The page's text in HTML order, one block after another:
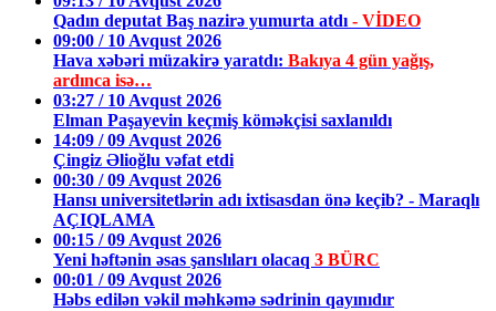
Qadın deputat Baş nazirə yumurta atdı - VİDEO
09:00 / 10 Avqust 2026
Hava xəbəri müzakirə yaratdı: Bakıya 4 gün yağış,
ardınca isə…
03:27 / 10 Avqust 2026
Elman Paşayevin keçmiş köməkçisi saxlanıldı
14:09 / 09 Avqust 2026
Çingiz Əlioğlu vəfat etdi
00:30 / 09 Avqust 2026
Hansı universitetlərin adı ixtisasdan önə keçib? - Maraqlı
AÇIQLAMA
00:15 / 09 Avqust 2026
Yeni həftənin əsas şanslıları olacaq 3 BÜRC
00:01 / 09 Avqust 2026
Həbs edilən vəkil məhkəmə sədrinin qayınıdır